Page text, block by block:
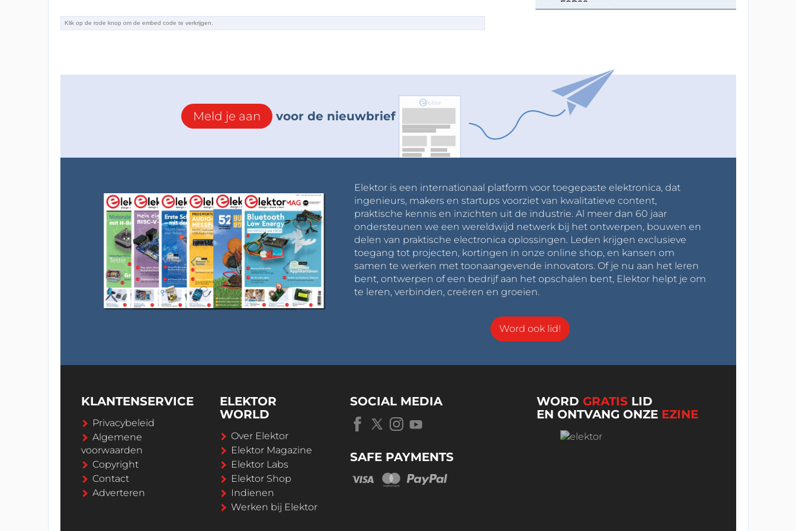
Meld je aan voor de nieuwbrief
Elektor is een internationaal platform voor toegepaste elektronica, dat
ingenieurs, makers en startups voorziet van kwalitatieve content,
praktische kennis en inzichten uit de industrie. Al meer dan 60 jaar
ondersteunen we een wereldwijd netwerk bij het ontwerpen, bouwen en
delen van praktische electronica oplossingen. Leden krijgen exclusieve
toegang tot projecten, kortingen in onze online shop, en kansen om
samen te werken met toonaangevende innovators. Of je nu aan het leren
bent, ontwerpen of een bedrijf aan het opschalen bent, Elektor helpt je om
te leren, verbinden, creëren en groeien.
Word ook lid!
KLANTENSERVICE
Privacybeleid
Algemene
voorwaarden
Copyright
Contact
Adverteren
ELEKTOR
WORLD
Over Elektor
Elektor Magazine
Elektor Labs
Elektor Shop
Indienen
Werken bij Elektor
SOCIAL MEDIA
SAFE PAYMENTS
WORDGRATIS LID
EN ONTVANG ONZE EZINE